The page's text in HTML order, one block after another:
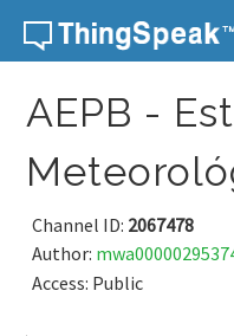
Skip to content
AEPB -
Channel ID: 2067478
Author:
Access: Public